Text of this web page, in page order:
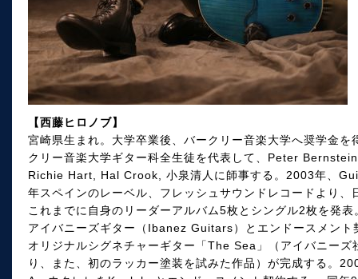
【西藤ヒロノブ】
宮崎県生まれ。大学卒業後、バークリー音楽大学へ奨学金
クリー音楽大学ギター科全生徒を代表して、Peter
Richie Hart, Hal Crook, 小泉清人に師事する。2003年、
年スペインのレーベル、フレッシュサウンドレコードより
これまでに自身のリーダーアルバム5枚とシングル2枚を発
アイバニーズギター（Ibanez Guitars）とエンドースメン
オリジナルシグネチャーギター「The Sea」（アイバニー
り、また、初のラッカー塗装を試みた作品）が完成する。